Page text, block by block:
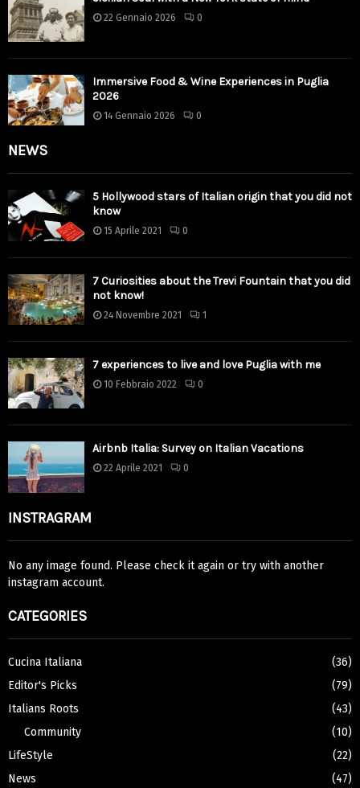
22 Gennaio 2026 0
Immersive Food & Wine Experiences in Puglia
2026
14 Gennaio 2026 0
NEWS
5 Hollywood stars of Italian origin that you did not
know
15 Aprile 2021 0
7 Curiosities about the Trevi Fountain that you did
not know!
24 Novembre 2021 1
7 experiences to live and love Puglia with me
10 Febbraio 2022 0
Airbnb Italia: Survey on Italian Vacations
22 Aprile 2021 0
INSTRAGRAM
No any image found. Please check it again or try with another
instagram account.
CATEGORIES
Cucina Italiana
(36)
Editor's Picks
(79)
Italians Roots
(43)
Community
(10)
LifeStyle
(22)
News
(47)